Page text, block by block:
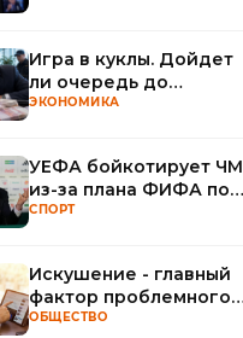
Игра в куклы. Дойдет
ли очередь до
Миллера?
ЭКОНОМИКА
УЕФА бойкотирует ЧМ
из-за плана ФИФА по
привлечению частных
СПОРТ
Искушение - главный
фактор проблемного
использования
ОБЩЕСТВО